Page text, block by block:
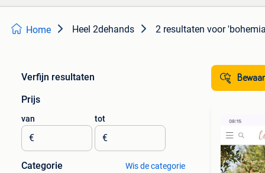
Home Heel 2dehands 2 resultaten voor
Verfijn resultaten
Prijs
van
€
tot
€
Categorie Wis de categorie